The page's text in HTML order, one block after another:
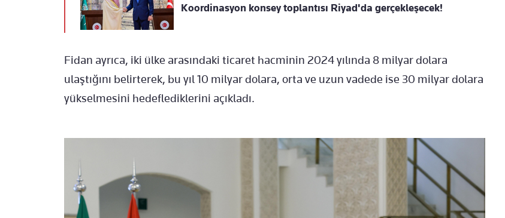
Koordinasyon konsey toplantısı Riyad'da gerçekleşecek!
Fidan ayrıca, iki ülke arasındaki ticaret hacminin 2024 yılında 8 milyar dolara
ulaştığını belirterek, bu yıl 10 milyar dolara, orta ve uzun vadede ise 30 milyar dolara
yükselmesini hedeflediklerini açıkladı.